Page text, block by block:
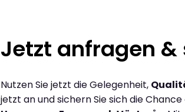
Jetzt anfragen &
Nutzen Sie jetzt die Gelegenheit,
jetzt an und sichern Sie sich die Chance